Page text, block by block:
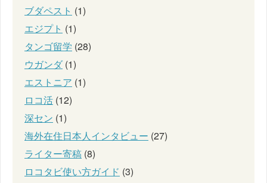
ブダペスト (1)
エジプト (1)
タンゴ留学 (28)
ウガンダ(1)
エストニア (1)
ロコ活 (12)
深セン (1)
海外在住日本人インタビュー (27)
ライター寄稿 (8)
ロコタビ使い方ガイド (3)